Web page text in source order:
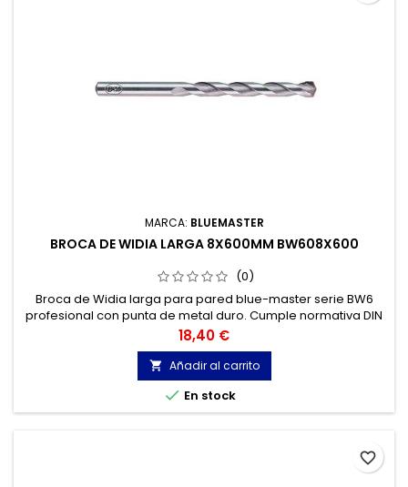
MARCA: BLUEMASTER
BROCA DE WIDIA LARGA 8X600MM BW608X600
(0)
Broca de Widia larga para pared blue-master serie BW6
profesional con punta de metal duro. Cumple normativa DIN
8039. Broca widia para Hormigón, Granito, Ladrillo, Piedra...
Cabeza de metal duro de tres cortes.
Precio
18,40 €
 Añadir al carrito
 En stock
favorite_border